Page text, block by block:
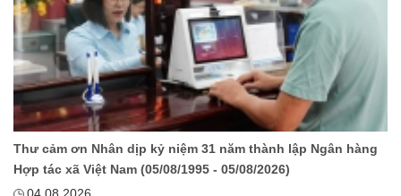
Thư cảm ơn Nhân dịp kỷ niệm 31 năm thành lập Ngân hàng
Hợp tác xã Việt Nam (05/08/1995 - 05/08/2026)